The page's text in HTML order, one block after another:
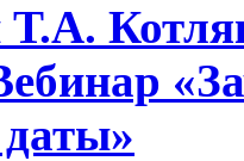
даты»